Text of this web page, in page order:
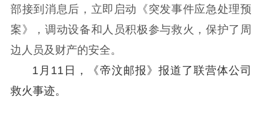
部接到消息后，立即启动《突发事件应急处理预
案》，调动设备和人员积极参与救火，保护了周
边人员及财产的安全。
1月11日，《帝汶邮报》报道了联营体公司
救火事迹。